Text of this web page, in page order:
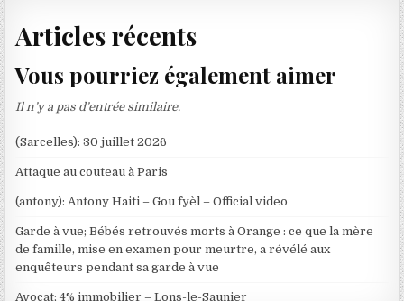
Articles récents
Vous pourriez également aimer
Il n’y a pas d’entrée similaire.
(Sarcelles): 30 juillet 2026
Attaque au couteau à Paris
(antony): Antony Haiti – Gou fyèl – Official video
Garde à vue; Bébés retrouvés morts à Orange : ce que la mère
de famille, mise en examen pour meurtre, a révélé aux
enquêteurs pendant sa garde à vue
Avocat; 4% immobilier – Lons-le-Saunier